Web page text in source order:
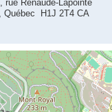
rue Renaude-Lapointe
Québec H1J 2T4 CA